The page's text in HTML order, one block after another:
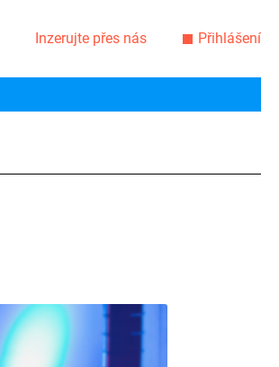
Inzerujte přes nás Přihlášení